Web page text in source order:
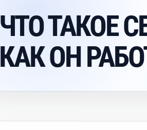
ЧТО ТАКОЕ
КАК ОН